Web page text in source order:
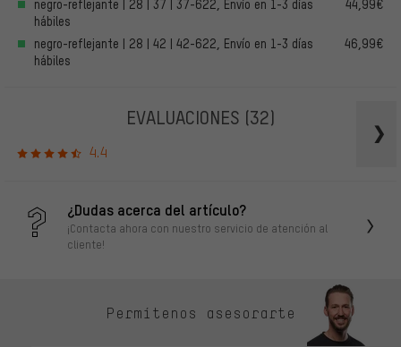
negro-reflejante | 28 | 37 | 37-622, Envío en 1-3 días
hábiles
44,99€
negro-reflejante | 28 | 42 | 42-622, Envío en 1-3 días
hábiles
46,99€
EVALUACIONES (32)
4.4
¿Dudas acerca del artículo?
¡Contacta ahora con nuestro servicio de atención al
cliente!
Permítenos asesorarte